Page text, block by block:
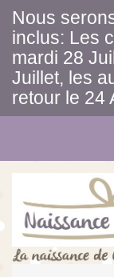
Nous
inclus: Les
mardi 28
Juillet, les
retour le 24